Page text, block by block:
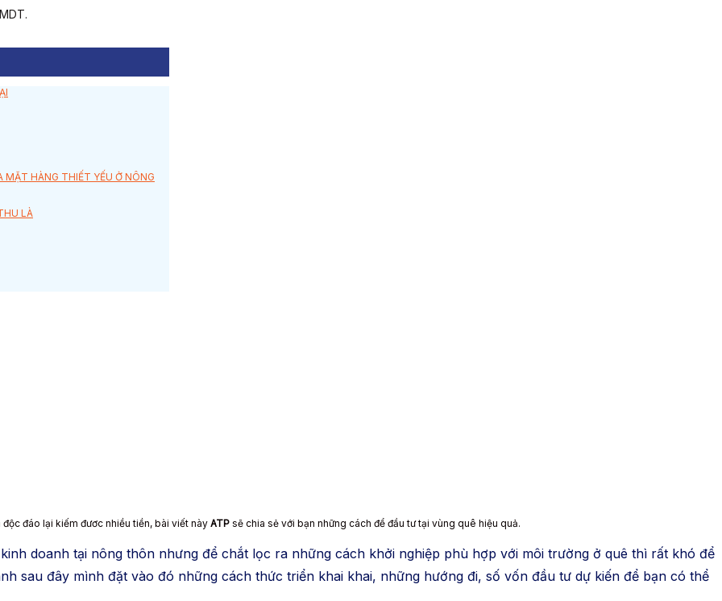
HÀNG THIẾT YẾU Ở NÔNG
LÀ
độc đáo lại kiếm đươc nhiều tiền, bài viết nàyATP sẽ chia sẻ với bạn những cách để đầu tư tại vùng quê hiệu quả.
doanh tại nông thôn nhưng để chắt lọc ra những cách khởi nghiệp phù hợp với môi trường ở quê thì rất khó để
sau đây mình đặt vào đó những cách thức triển khai khai, những hướng đi, số vốn đầu tư dự kiến để bạn có thể